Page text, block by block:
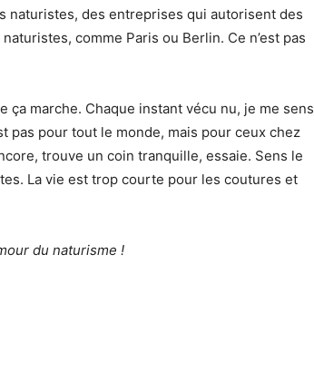
naturistes, des entreprises qui autorisent des
comme Paris ou Berlin. Ce n’est pas
ça marche. Chaque instant vécu nu, je me sens
pas pour tout le monde, mais pour ceux chez
trouve un coin tranquille, essaie. Sens le
La vie est trop courte pour les coutures et
du naturisme !